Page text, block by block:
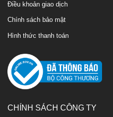
Điều khoản giao dịch
Chính sách bảo mật
Hình thức thanh toán
CHÍNH SÁCH CÔNG TY